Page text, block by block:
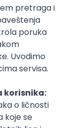
rada i